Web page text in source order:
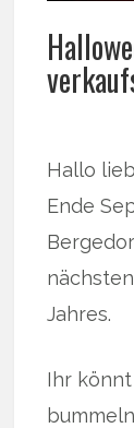
Hallo
Ende
Jahres.
Ihr